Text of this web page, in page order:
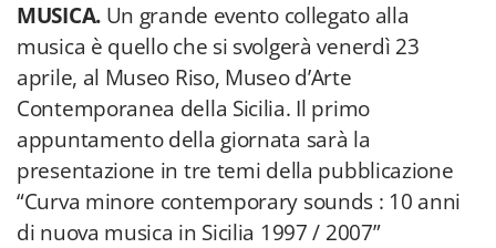
MUSICA.Un grande evento collegato alla
musica è quello che si svolgerà venerdì 23
aprile, al Museo Riso, Museo d’Arte
Contemporanea della Sicilia. Il primo
appuntamento della giornata sarà la
presentazione in tre temi della pubblicazione
“Curva minore contemporary sounds : 10 anni
di nuova musica in Sicilia 1997 / 2007”